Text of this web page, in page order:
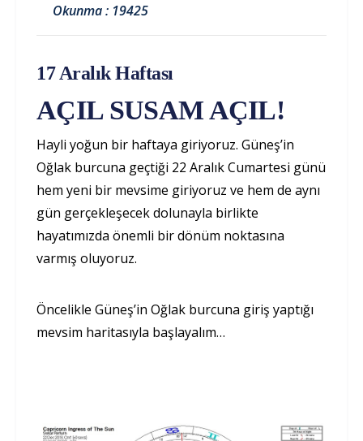
Okunma : 19425
17 Aralık Haftası
AÇIL SUSAM AÇIL!
Hayli yoğun bir haftaya giriyoruz. Güneş’in
Oğlak burcuna geçtiği 22 Aralık Cumartesi günü
hem yeni bir mevsime giriyoruz ve hem de aynı
gün gerçekleşecek dolunayla birlikte
hayatımızda önemli bir dönüm noktasına
varmış oluyoruz.
Öncelikle Güneş’in Oğlak burcuna giriş yaptığı
mevsim haritasıyla başlayalım…